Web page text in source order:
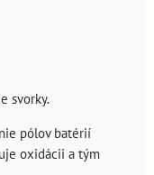
svorky.
pólov batérií
oxidácii a tým